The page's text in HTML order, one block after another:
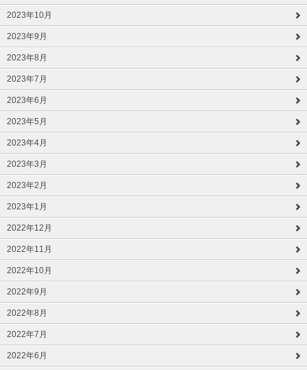
2023年10月
2023年9月
2023年8月
2023年7月
2023年6月
2023年5月
2023年4月
2023年3月
2023年2月
2023年1月
2022年12月
2022年11月
2022年10月
2022年9月
2022年8月
2022年7月
2022年6月